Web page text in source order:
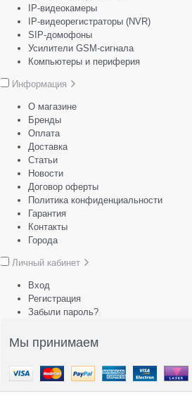
IP-видеокамеры
IP-видеорегистраторы (NVR)
SIP-домофоны
Усилители GSM-сигнала
Компьютеры и периферия
Информация
О магазине
Бренды
Оплата
Доставка
Статьи
Новости
Договор оферты
Политика конфиденциальности
Гарантия
Контакты
Города
Личный кабинет
Вход
Регистрация
Забыли пароль?
Мы принимаем